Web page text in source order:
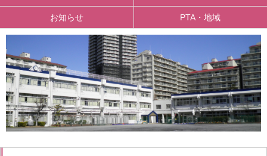
お知らせ PTA・地域